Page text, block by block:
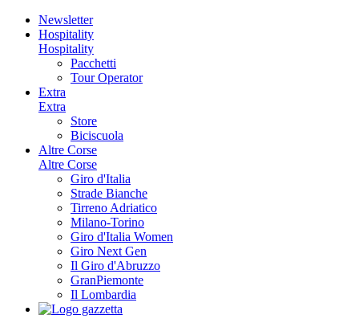
Newsletter
Hospitality
Hospitality
Pacchetti
Tour Operator
Extra
Extra
Store
Biciscuola
Altre Corse
Altre Corse
Giro d'Italia
Strade Bianche
Tirreno Adriatico
Milano-Torino
Giro d'Italia Women
Giro Next Gen
Il Giro d'Abruzzo
GranPiemonte
Il Lombardia